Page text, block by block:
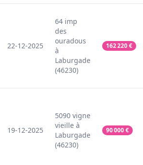
22-12-2025
64 imp
des
ouradous
à
Laburgade
(46230)
162 220€
19-12-2025
5090 vigne
vieille à
Laburgade
(46230)
90 000€